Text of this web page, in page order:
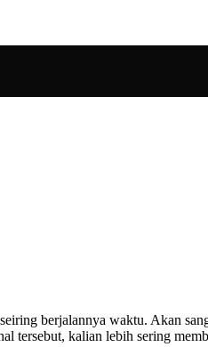
berjalannya waktu. Akan
tersebut, kalian lebih sering